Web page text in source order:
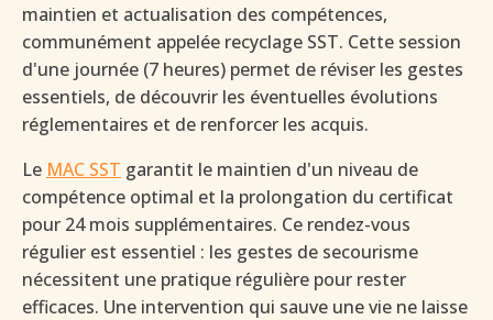
maintien et actualisation des compétences,
communément appelée recyclage SST. Cette session
d'une journée (7 heures) permet de réviser les gestes
essentiels, de découvrir les éventuelles évolutions
réglementaires et de renforcer les acquis.
Le MAC SST garantit le maintien d'un niveau de
compétence optimal et la prolongation du certificat
pour 24 mois supplémentaires. Ce rendez-vous
régulier est essentiel : les gestes de secourisme
nécessitent une pratique régulière pour rester
efficaces. Une intervention qui sauve une vie ne laisse